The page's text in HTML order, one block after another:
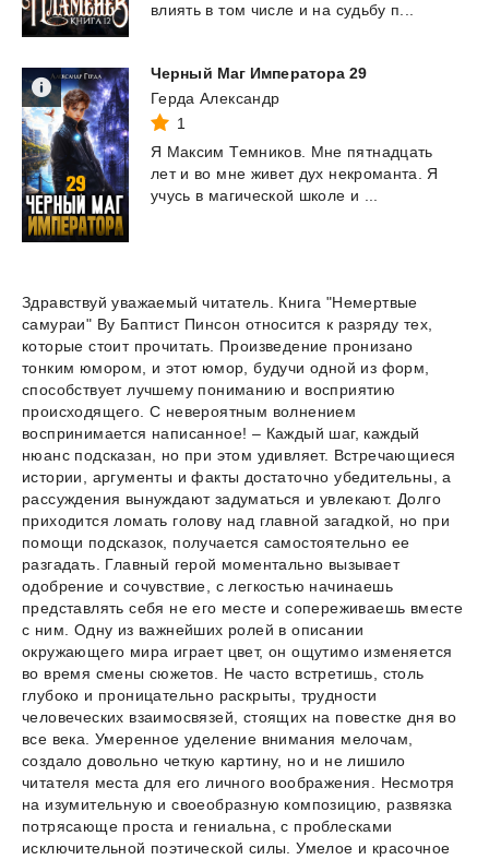
влиять в том числе и на судьбу п...
Черный Маг Императора 29
Герда Александр
1
Я Максим Темников. Мне пятнадцать
лет и во мне живет дух некроманта.
Я
учусь в магической школе и
Здравствуй уважаемый читатель. Книга "Немертвые
самураи" Ву Баптист Пинсон относится к разряду тех,
которые стоит прочитать. Произведение пронизано
тонким юмором, и этот юмор, будучи одной из форм,
способствует лучшему пониманию и восприятию
происходящего. С невероятным волнением
воспринимается написанное! – Каждый шаг, каждый
нюанс подсказан, но при этом удивляет. Встречающиеся
истории, аргументы и факты достаточно убедительны, а
рассуждения вынуждают задуматься и увлекают. Долго
приходится ломать голову над главной загадкой, но при
помощи подсказок, получается самостоятельно ее
разгадать. Главный герой моментально вызывает
одобрение и сочувствие, с легкостью начинаешь
представлять себя не его месте и сопереживаешь вместе
с ним. Одну из важнейших ролей в описании
окружающего мира играет цвет, он ощутимо изменяется
во время смены сюжетов. Не часто встретишь, столь
глубоко и проницательно раскрыты, трудности
человеческих взаимосвязей, стоящих на повестке дня во
все века. Умеренное уделение внимания мелочам,
создало довольно четкую картину, но и не лишило
читателя места для его личного воображения. Несмотря
на изумительную и своеобразную композицию, развязка
потрясающе проста и гениальна, с проблесками
исключительной поэтической силы. Умелое и красочное